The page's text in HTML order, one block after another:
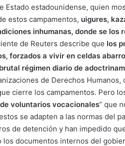
Estado estadounidense, quien
estos campamentos, uigures,
inhumanas, donde se los
de Reuters describe que los
forzados a vivir en celdas
régimen diario de
de Derechos
cierre los campamentos. Pero
voluntarios vocacionales” que
se adapten a las normas del
de detención y han impedido
los documentos internos del